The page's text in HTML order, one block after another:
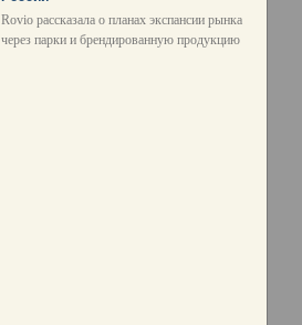
Rovio рассказала о планах экспансии рынка
через парки и брендированную продукцию